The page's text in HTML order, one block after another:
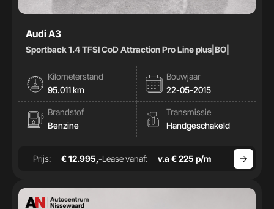
Audi A3
Sportback 1.4 TFSI CoD Attraction Pro Line plus|BO|
Kilometerstand
95.011 km
Bouwjaar
22-05-2015
Brandstof
Benzine
Transmissie
Handgeschakeld
Prijs: € 12.995,-Lease vanaf: v.a € 225 p/m